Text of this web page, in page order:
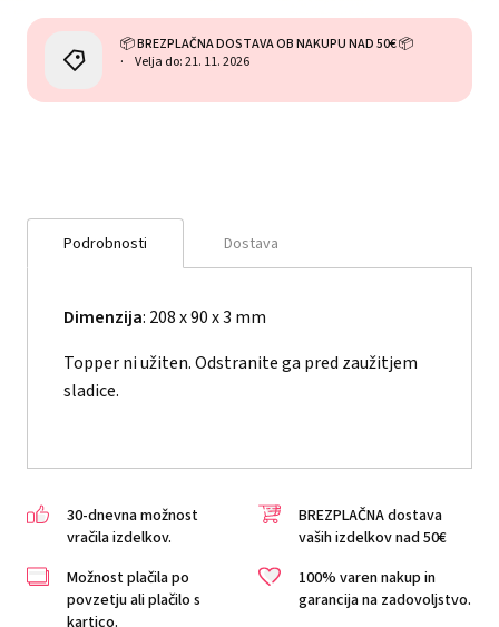
📦 BREZPLAČNA DOSTAVA OB NAKUPU NAD 50€ 📦
Velja do: 21. 11. 2026
Podrobnosti Dostava
Dimenzija: 208 x 90 x 3 mm
Topper ni užiten. Odstranite ga pred zaužitjem
sladice.
30-dnevna možnost
vračila izdelkov.
BREZPLAČNA dostava
vaših izdelkov nad 50€
Možnost plačila po
povzetju ali plačilo s
100% varen nakup in
garancija na zadovoljstvo.